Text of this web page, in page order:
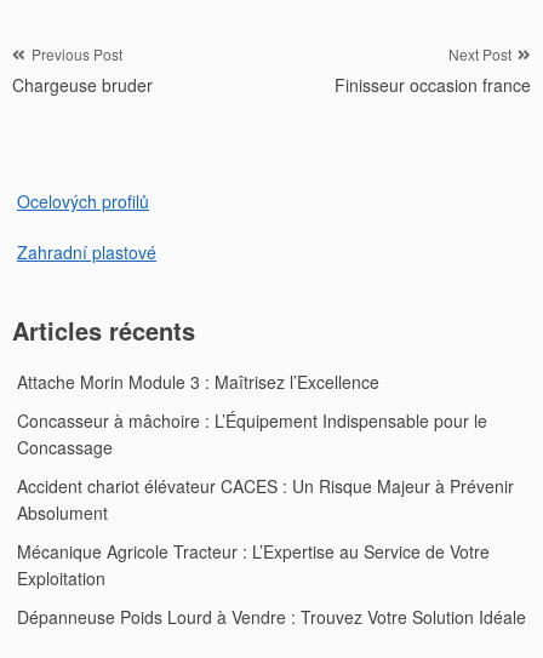
Navigation
de
Previous Post
Chargeuse bruder
Next Post
Finisseur occasion france
Ocelových profilů
Zahradní plastové
Articles récents
Attache Morin Module 3 : Maîtrisez l’Excellence
Concasseur à mâchoire : L’Équipement Indispensable pour le
Concassage
Accident chariot élévateur CACES : Un Risque Majeur à Prévenir
Absolument
Mécanique Agricole Tracteur : L’Expertise au Service de Votre
Exploitation
Dépanneuse Poids Lourd à Vendre : Trouvez Votre Solution Idéale